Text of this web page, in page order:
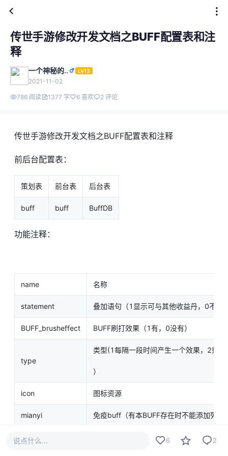
传世手游修改开发文档之BUFF配置表和注
释
一个神秘的.. LV13
2021-11-02
786 阅读 1377 字 6 喜欢 2 评论
传世手游修改开发文档之BUFF配置表和注释
前后台配置表：
策划表 前台表 后台表
buff buff BuffDB
功能注释：
name 名称
statement 叠加语句（1显示可与其他收益丹，0不显
BUFF_brusheffect BUFF刷打效果（1有，0没有）
type
类型(1每隔一段时间产生一个效果，2剩
）
icon 图标资源
mianyi 免疫buff（有本BUFF存在时不能添加列表
mianyizu
说点什么... 6 2